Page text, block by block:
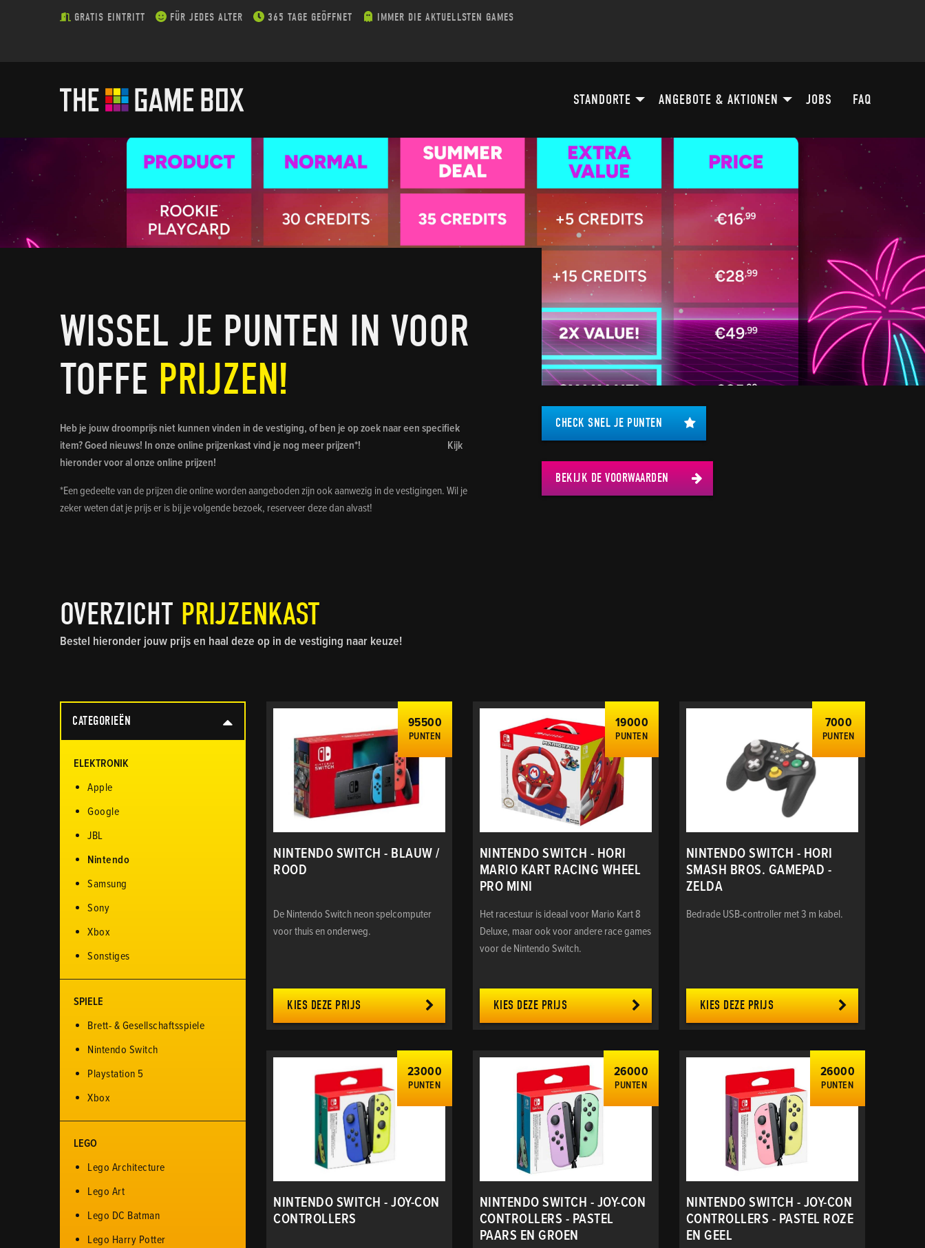
GRATIS EINTRITT FÜR JEDES ALTER 365 TAGE GEÖFFNET IMMER DIE AKTUELLSTEN GAMES
STANDORTE ANGEBOTE & AKTIONEN JOBS FAQ
WISSEL JE PUNTEN IN VOOR
TOFFE PRIJZEN!
Heb je jouw droomprijs niet kunnen vinden in de vestiging, of ben je op zoek naar een specifiek
item? Goed nieuws! In onze online prijzenkast vind je nog meer prijzen*! Kijk
hieronder voor al onze online prijzen!
*Een gedeelte van de prijzen die online worden aangeboden zijn ook aanwezig in de vestigingen. Wil je
zeker weten dat je prijs er is bij je volgende bezoek, reserveer deze dan alvast!
CHECK SNEL JE PUNTEN
BEKIJK DE VOORWAARDEN
OVERZICHT PRIJZENKAST
Bestel hieronder jouw prijs en haal deze op in de vestiging naar keuze!
CATEGORIEËN
ELEKTRONIK
Apple
Google
JBL
Nintendo
Samsung
Sony
Xbox
Sonstiges
SPIELE
Brett- & Gesellschaftsspiele
Nintendo Switch
Playstation 5
Xbox
LEGO
Lego Architecture
Lego Art
Lego DC Batman
Lego Harry Potter
95500
PUNTEN
NINTENDO SWITCH - BLAUW /
ROOD
De Nintendo Switch neon spelcomputer
voor thuis en onderweg.
KIES DEZE PRIJS
19000
PUNTEN
NINTENDO SWITCH - HORI
MARIO KART RACING WHEEL
PRO MINI
Het racestuur is ideaal voor Mario Kart 8
Deluxe, maar ook voor andere race games
voor de Nintendo Switch.
KIES DEZE PRIJS
7000
PUNTEN
NINTENDO SWITCH - HORI
SMASH BROS. GAMEPAD -
ZELDA
Bedrade USB-controller met 3 m kabel.
KIES DEZE PRIJS
23000
PUNTEN
NINTENDO SWITCH - JOY-CON
CONTROLLERS
26000
PUNTEN
NINTENDO SWITCH - JOY-CON
CONTROLLERS - PASTEL
PAARS EN GROEN
26000
PUNTEN
NINTENDO SWITCH - JOY-CON
CONTROLLERS - PASTEL ROZE
EN GEEL